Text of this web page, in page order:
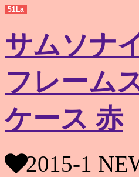
51La
サムソナ
フレーム
ケース 赤
2015-1